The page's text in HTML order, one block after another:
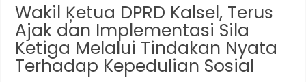
Wakil Ķetua DPRD Kalsel, Terus
Ajak dan Implementasi Sila
Ketiga Melalui Tindakan Nyata
Terhadap Kepedulian Sosial